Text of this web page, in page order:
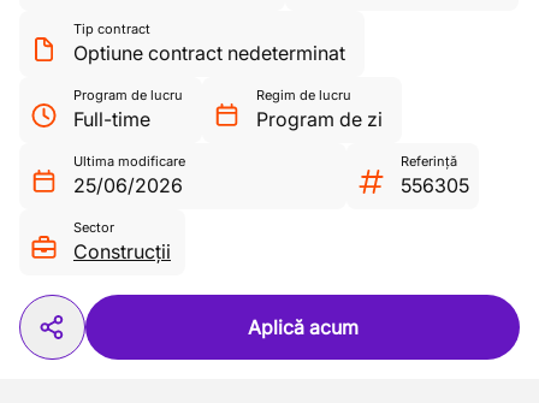
Tip contract
Optiune contract nedeterminat
Program de lucru
Full-time
Regim de lucru
Program de zi
Ultima modificare
25/06/2026
Referință
556305
Sector
Construcții
Aplică acum